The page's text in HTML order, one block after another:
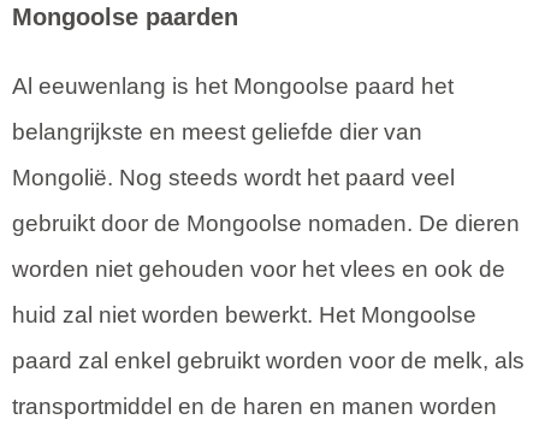
Mongoolse paarden
Al eeuwenlang is het Mongoolse paard het
belangrijkste en meest geliefde dier van
Mongolië. Nog steeds wordt het paard veel
gebruikt door de Mongoolse nomaden. De dieren
worden niet gehouden voor het vlees en ook de
huid zal niet worden bewerkt. Het Mongoolse
paard zal enkel gebruikt worden voor de melk, als
transportmiddel en de haren en manen worden